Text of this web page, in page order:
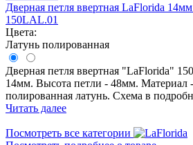
Дверная петля ввертная LaFlorida
150LAL.01
Цвета:
Латунь полированная
Дверная петля ввертная "LaFlorida"
14мм. Высота петли - 48мм. Материал
полированная латунь. Схема в
Читать далее
Посмотреть все категории